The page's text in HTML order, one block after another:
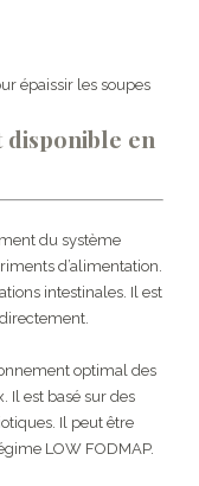
épaissir les soupes
en
du système
d’alimentation.
intestinales. Il est
optimal des
Il est basé sur des
Il peut être
LOW FODMAP.